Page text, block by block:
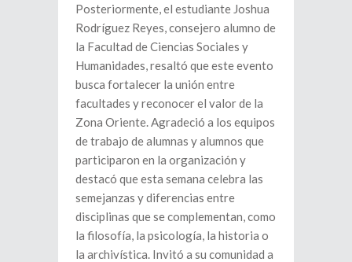
Posteriormente, el estudiante Joshua
Rodríguez Reyes, consejero alumno de
la Facultad de Ciencias Sociales y
Humanidades, resaltó que este evento
busca fortalecer la unión entre
facultades y reconocer el valor de la
Zona Oriente. Agradeció a los equipos
de trabajo de alumnas y alumnos que
participaron en la organización y
destacó que esta semana celebra las
semejanzas y diferencias entre
disciplinas que se complementan, como
la filosofía, la psicología, la historia o
la archivística. Invitó a su comunidad a